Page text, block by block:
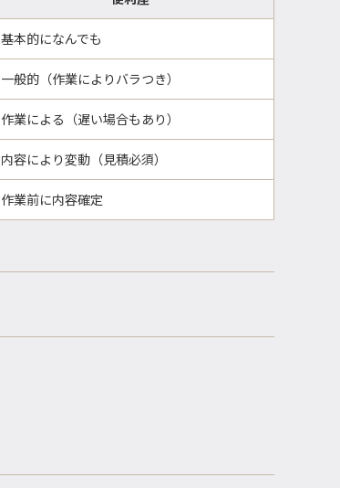
基本的になんでも
一般的（作業によりバラつき）
作業による（遅い場合もあり）
内容により変動（見積必須）
作業前に内容確定